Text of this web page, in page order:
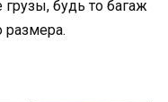
будь то багаж